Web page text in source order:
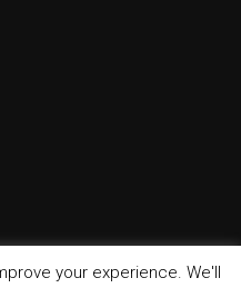
your experience. We'll